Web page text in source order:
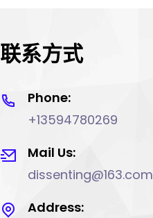
联系方式
Phone:
+13594780269
Mail Us:
dissenting@163.com
Address: